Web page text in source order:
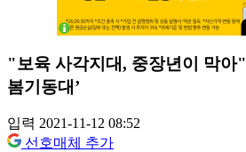
"보육 사각지대, 중장년이 막
봄기동대’
입력 2021-11-12 08:52
선호매체 추가